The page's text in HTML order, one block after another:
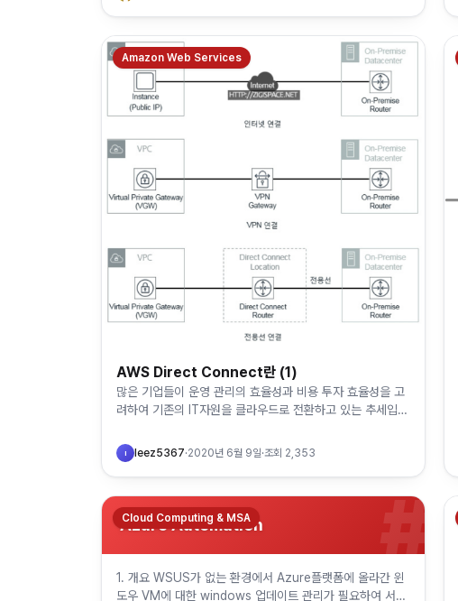
Amazon Web Services
AWS Direct Connect란 (1)
많은 기업들이 운영 관리의 효율성과 비용 투자 효율성을 고
려하여 기존의 IT자원을 클라우드로 전환하고 있는 추세입니
스의 자원과 통신을 해…
l leez5367·2020년 6월 9일·조회 2,353
Azure Automation #
Cloud Computing & MSA
1. 개요 WSUS가 없는 환경에서 Azure플랫폼에 올라간 윈
도우 VM에 대한 windows 업데이트 관리가 필요하여 서비